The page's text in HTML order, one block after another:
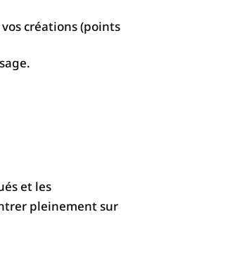
créations (points
et les
pleinement sur